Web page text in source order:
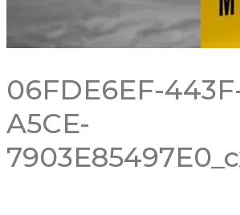
06FDE6EF-
A5CE-